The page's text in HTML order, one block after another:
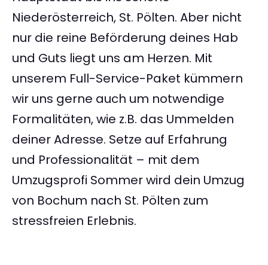
Niederösterreich, St. Pölten. Aber nicht
nur die reine Beförderung deines Hab
und Guts liegt uns am Herzen. Mit
unserem Full-Service-Paket kümmern
wir uns gerne auch um notwendige
Formalitäten, wie z.B. das Ummelden
deiner Adresse. Setze auf Erfahrung
und Professionalität – mit dem
Umzugsprofi Sommer wird dein Umzug
von Bochum nach St. Pölten zum
stressfreien Erlebnis.